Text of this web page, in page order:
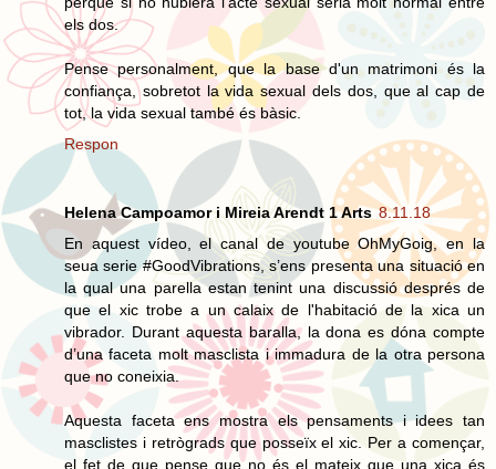
els dos.
Pense personalment, que la base d'un matrimoni és la
confiança, sobretot la vida sexual dels dos, que al cap de
tot, la vida sexual també és bàsic.
Respon
Helena Campoamor i Mireia Arendt 1 Arts 8.11.18
En aquest vídeo, el canal de youtube OhMyGoig, en la
seua serie #GoodVibrations, s’ens presenta una situació en
la qual una parella estan tenint una discussió després de
que el xic trobe a un calaix de l'habitació de la xica un
vibrador. Durant aquesta baralla, la dona es dóna compte
d’una faceta molt masclista i immadura de la otra persona
que no coneixia.
Aquesta faceta ens mostra els pensaments i idees tan
masclistes i retrògrads que posseïx el xic. Per a començar,
el fet de que pense que no és el mateix que una xica és